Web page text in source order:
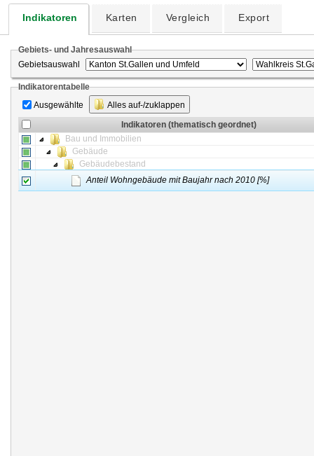
Indikatoren Karten Vergleich Export
Gebiets- und Jahresauswahl
Gebietsauswahl
Indikatorentabelle
Ausgewählte
Alles auf-/zuklappen
Indikatoren (thematisch geordnet)
Bau und Immobilien
Gebäude
Gebäudebestand
Anteil Wohngebäude mit Baujahr nach 2010 [%]